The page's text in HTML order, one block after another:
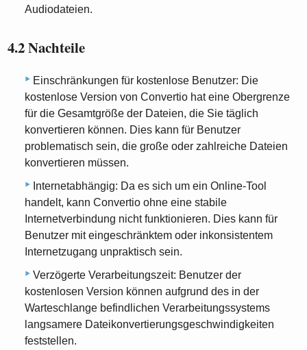
Audiodateien.
4.2 Nachteile
Einschränkungen für kostenlose Benutzer: Die
kostenlose Version von Convertio hat eine Obergrenze
für die Gesamtgröße der Dateien, die Sie täglich
konvertieren können. Dies kann für Benutzer
problematisch sein, die große oder zahlreiche Dateien
konvertieren müssen.
Internetabhängig: Da es sich um ein Online-Tool
handelt, kann Convertio ohne eine stabile
Internetverbindung nicht funktionieren. Dies kann für
Benutzer mit eingeschränktem oder inkonsistentem
Internetzugang unpraktisch sein.
Verzögerte Verarbeitungszeit: Benutzer der
kostenlosen Version können aufgrund des in der
Warteschlange befindlichen Verarbeitungssystems
langsamere Dateikonvertierungsgeschwindigkeiten
feststellen.